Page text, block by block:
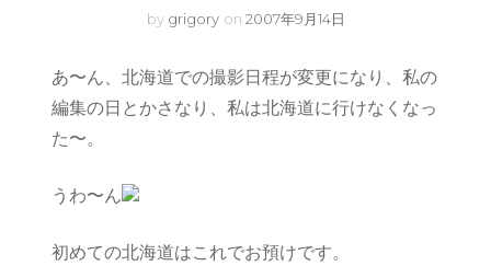
by grigory on 2007年9月14日
あ〜ん、北海道での撮影日程が変更になり、私の
編集の日とかさなり、私は北海道に行けなくなっ
た〜。
うわ〜ん
初めての北海道はこれでお預けです。